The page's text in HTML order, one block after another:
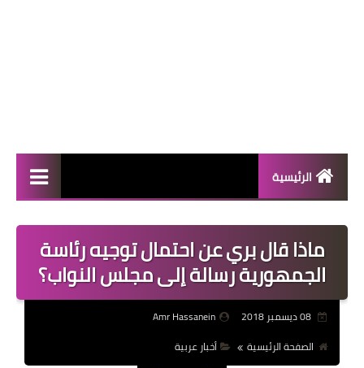
الرئيسية
منوعات
فعاليات
صحة
ماذا قال بري عن احتمال توجيه رئاسة
الجمهورية رسالة إلى مجلس النواب؟
08 ديسمبر 2018
Amr Hassanein
الصفحة الرئيسية
أخبار عربية